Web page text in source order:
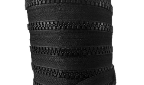
VOIR LE PRODUIT